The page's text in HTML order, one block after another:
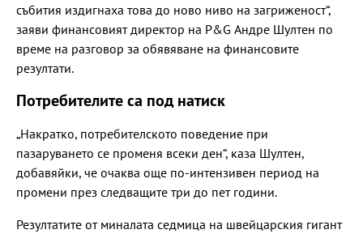
събития издигнаха това до ново ниво на загриженост“,
заяви финансовият директор на P&G Андре Шултен по
време на разговор за обявяване на финансовите
резултати.
Потребителите са под натиск
„Накратко, потребителското поведение при
пазаруването се променя всеки ден“, каза Шултен,
добавяйки, че очаква още по-интензивен период на
промени през следващите три до пет години.
Резултатите от миналата седмица на швейцарския гигант